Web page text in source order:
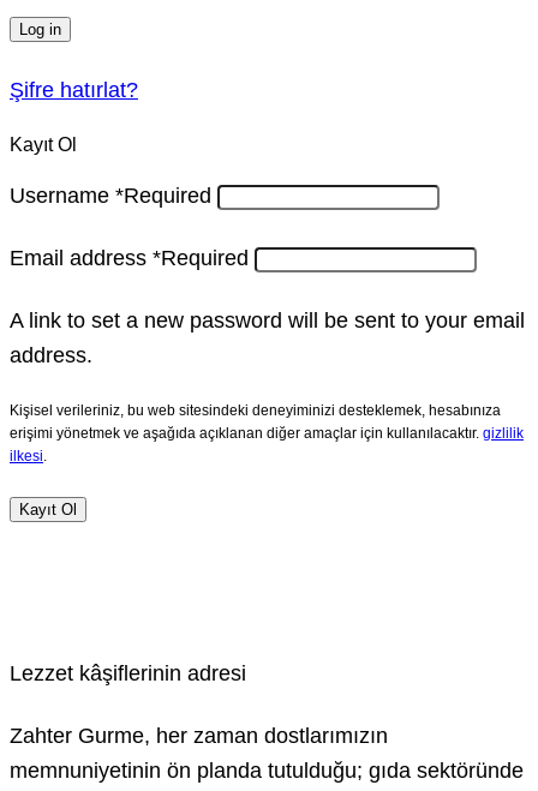
Log in
Şifre hatırlat?
Kayıt Ol
Username *Required
Email address *Required
A link to set a new password will be sent to your email
address.
Kişisel verileriniz, bu web sitesindeki deneyiminizi desteklemek, hesabınıza
erişimi yönetmek ve aşağıda açıklanan diğer amaçlar için kullanılacaktır. gizlilik
ilkesi.
Kayıt Ol
Lezzet kâşiflerinin adresi
Zahter Gurme, her zaman dostlarımızın
memnuniyetinin ön planda tutulduğu; gıda sektöründe